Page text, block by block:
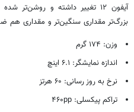
بزرگ‌تر مقداری سنگین‌تر و مقداری هم
وزن: ۱۷۴ گرم
اندازه نمایشگر: ۶.۱ اینچ
نرخ به روز رسانی: ۶۰ هرتز
تراکم پیکسلی: ۴۶۰pp